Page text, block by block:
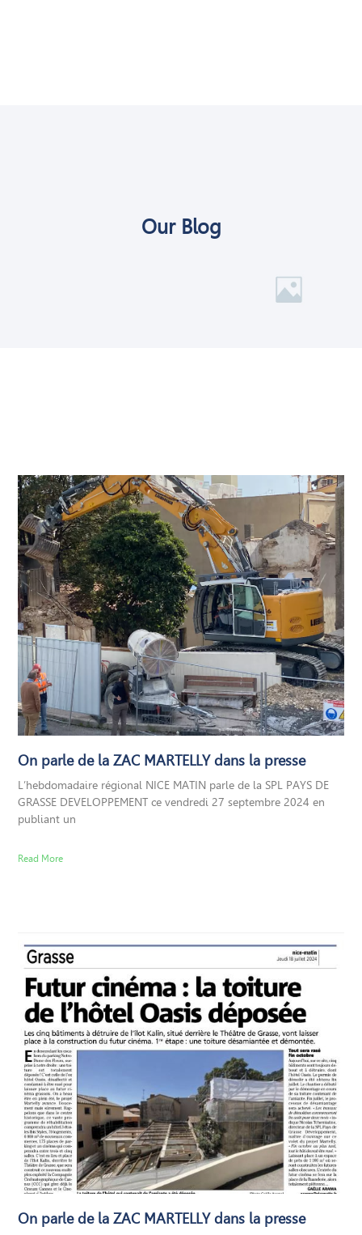
Our Blog
On parle de la ZAC MARTELLY dans la presse
L’hebdomadaire régional NICE MATIN parle de la SPL PAYS DE
GRASSE DEVELOPPEMENT ce vendredi 27 septembre 2024 en
publiant un
Read More
On parle de la ZAC MARTELLY dans la presse